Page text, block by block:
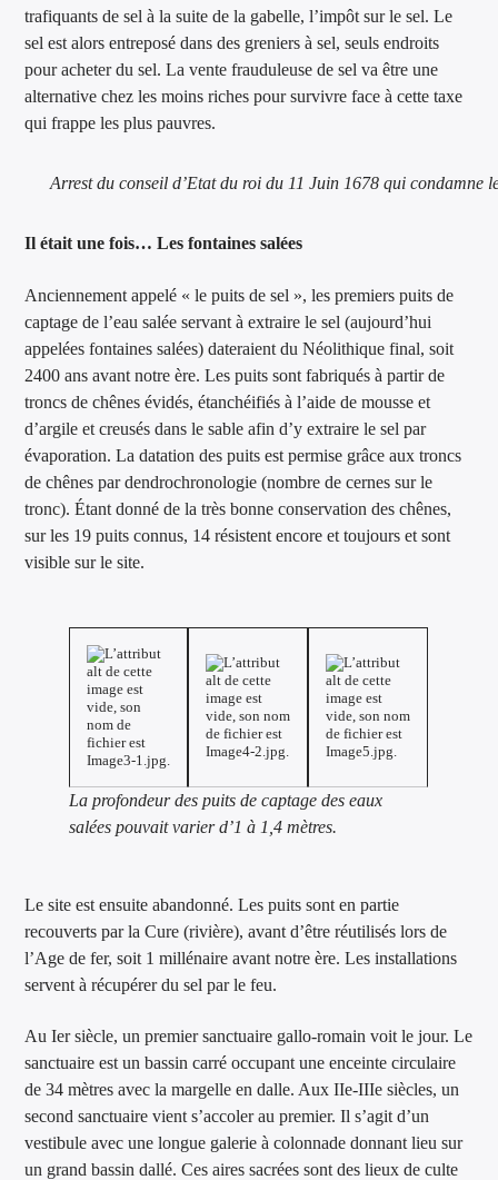
trafiquants de sel à la suite de la gabelle, l’impôt sur le sel. Le
sel est alors entreposé dans des greniers à sel, seuls endroits
pour acheter du sel. La vente frauduleuse de sel va être une
alternative chez les moins riches pour survivre face à cette taxe
qui frappe les plus pauvres.
Arrest du conseil d’Etat du roi du 11 Juin 1678 qui condamne
Il était une fois… Les fontaines salées
Anciennement appelé « le puits de sel », les premiers puits de
captage de l’eau salée servant à extraire le sel (aujourd’hui
appelées fontaines salées) dateraient du Néolithique final, soit
2400 ans avant notre ère. Les puits sont fabriqués à partir de
troncs de chênes évidés, étanchéifiés à l’aide de mousse et
d’argile et creusés dans le sable afin d’y extraire le sel par
évaporation. La datation des puits est permise grâce aux troncs
de chênes par dendrochronologie (nombre de cernes sur le
tronc). Étant donné de la très bonne conservation des chênes,
sur les 19 puits connus, 14 résistent encore et toujours et sont
visible sur le site.
La profondeur des puits de captage des eaux
salées pouvait varier d’1 à 1,4 mètres.
Le site est ensuite abandonné. Les puits sont en partie
recouverts par la Cure (rivière), avant d’être réutilisés lors de
l’Age de fer, soit 1 millénaire avant notre ère. Les installations
servent à récupérer du sel par le feu.
Au Ier siècle, un premier sanctuaire gallo-romain voit le jour. Le
sanctuaire est un bassin carré occupant une enceinte circulaire
de 34 mètres avec la margelle en dalle. Aux IIe-IIIe siècles, un
second sanctuaire vient s’accoler au premier. Il s’agit d’un
vestibule avec une longue galerie à colonnade donnant lieu sur
un grand bassin dallé. Ces aires sacrées sont des lieux de culte